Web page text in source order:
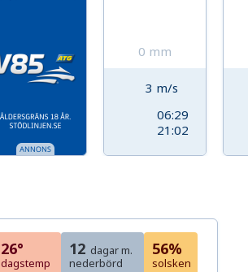
0 mm
3 m/s
06:29
21:02
26°
dagstemp
12 dagar m.
nederbörd
56%
solsken